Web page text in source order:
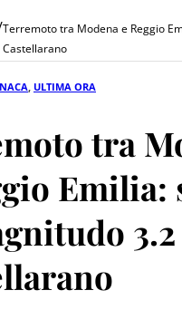
Terremoto tra Modena e Reggio
ULTIMA ORA
tra
Emilia:
3.2